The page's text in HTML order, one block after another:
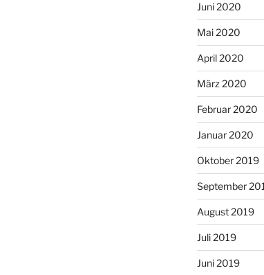
Juni 2020
Mai 2020
April 2020
März 2020
Februar 2020
Januar 2020
Oktober 2019
September
August 2019
Juli 2019
Juni 2019